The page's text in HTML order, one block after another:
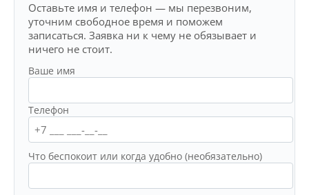
Оставьте имя и телефон — мы перезвоним,
уточним свободное время и поможем
записаться. Заявка ни к чему не обязывает и
ничего не стоит.
Ваше имя
Телефон
Что беспокоит или когда удобно (необязательно)